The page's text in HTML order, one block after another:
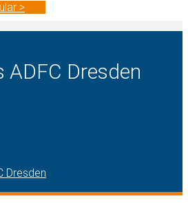
>
ADFC Dresden
Dresden